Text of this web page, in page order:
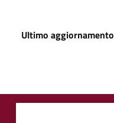
Ultimo aggiornamento